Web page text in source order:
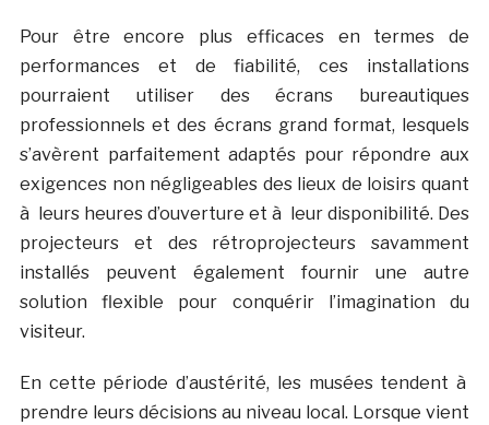
Pour être encore plus efficaces en termes de
performances et de fiabilité, ces installations
pourraient utiliser des écrans bureautiques
professionnels et des écrans grand format, lesquels
s’avèrent parfaitement adaptés pour répondre aux
exigences non négligeables des lieux de loisirs quant
à leurs heures d’ouverture et à leur disponibilité. Des
projecteurs et des rétroprojecteurs savamment
installés peuvent également fournir une autre
solution flexible pour conquérir l’imagination du
visiteur.
En cette période d’austérité, les musées tendent à
prendre leurs décisions au niveau local. Lorsque vient